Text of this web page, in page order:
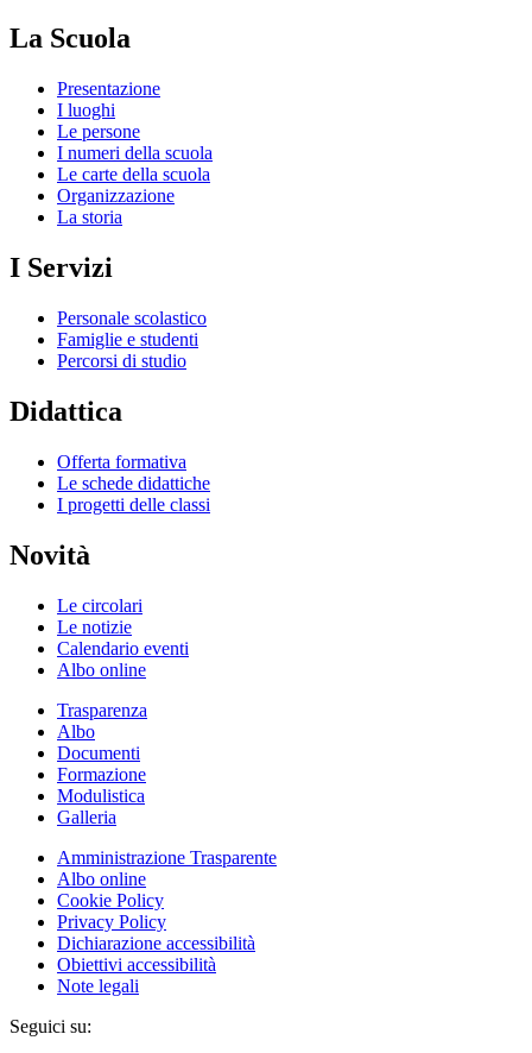
La Scuola
Presentazione
I luoghi
Le persone
I numeri della scuola
Le carte della scuola
Organizzazione
La storia
I Servizi
Personale scolastico
Famiglie e studenti
Percorsi di studio
Didattica
Offerta formativa
Le schede didattiche
I progetti delle classi
Novità
Le circolari
Le notizie
Calendario eventi
Albo online
Trasparenza
Albo
Documenti
Formazione
Modulistica
Galleria
Amministrazione Trasparente
Albo online
Cookie Policy
Privacy Policy
Dichiarazione accessibilità
Obiettivi accessibilità
Note legali
Seguici su: